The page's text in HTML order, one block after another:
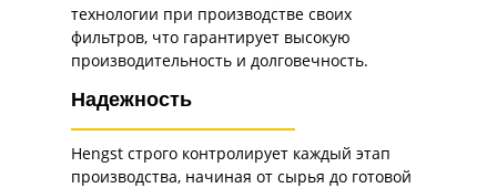
Надежность
технологии при производстве своих
фильтров, что гарантирует высокую
производительность и долговечность.
Hengst строго контролирует каждый этап
производства, начиная от сырья до готовой